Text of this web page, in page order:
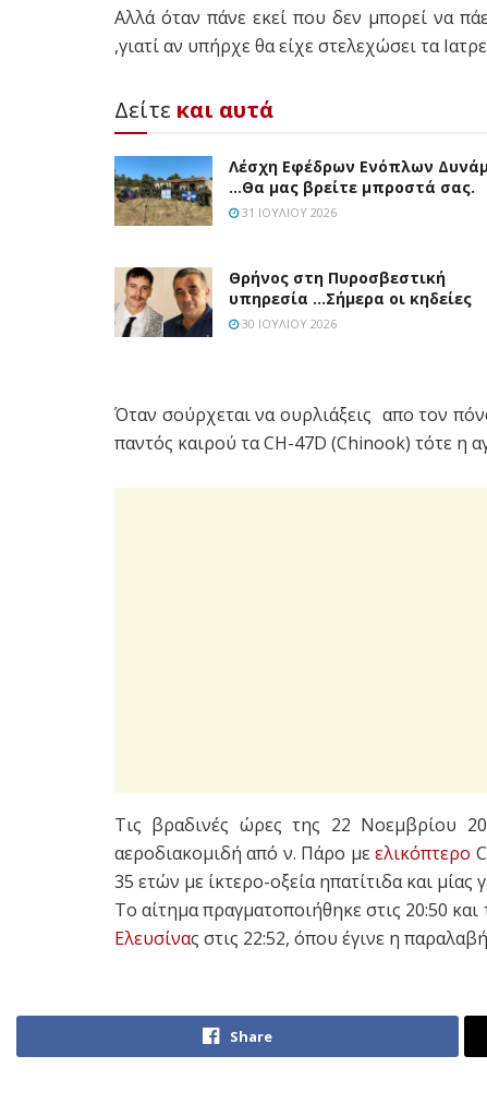
Αλλά όταν πάνε εκεί που δεν μπορεί να
,γιατί αν υπήρχε θα είχε στελεχώσει τα
Δείτε και αυτά
Λέσχη Εφέδρων Ενόπλων
…Θα μας βρείτε μπροστά σας.
31 ΙΟΥΛΊΟΥ 2026
Θρήνος στη Πυροσβεστική
υπηρεσία …Σήμερα οι κηδείες
30 ΙΟΥΛΊΟΥ 2026
Όταν σούρχεται να ουρλιάξεις απο τον
παντός καιρού τα CH-47D (Chinook) τότε η
Τις βραδινές ώρες της 22 Νοεμβρίου
αεροδιακομιδή από ν. Πάρο μεελικόπτερο
35 ετών με ίκτερο-οξεία ηπατίτιδα και
Το αίτημα πραγματοποιήθηκε στις 20:50
Ελευσίνας στις 22:52, όπου έγινε η
Share